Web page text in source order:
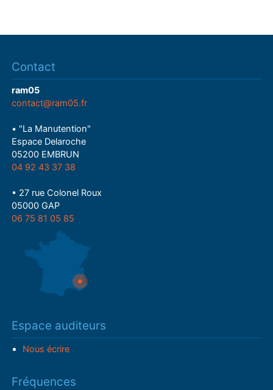
Contact
ram05
contact@ram05.fr
• "La Manutention"
Espace Delaroche
05200 EMBRUN
04 92 43 37 38
• 27 rue Colonel Roux
05000 GAP
06 75 81 05 85
Espace auditeurs
Nous écrire
Fréquences